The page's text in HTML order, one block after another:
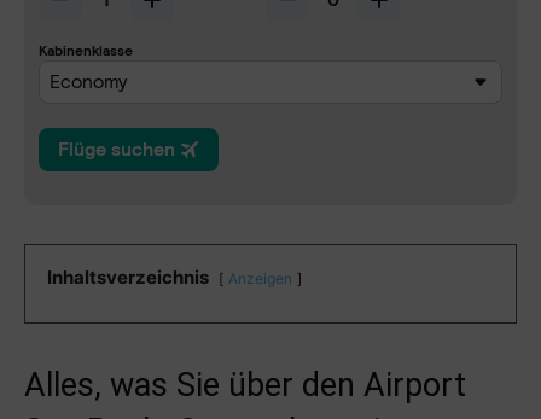
Inhaltsverzeichnis Anzeigen
Alles, was Sie über den Airport